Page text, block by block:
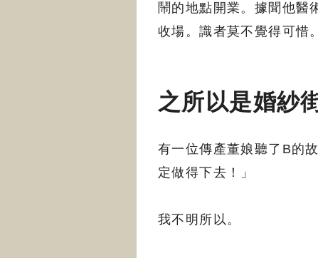
鬧的地點開業。據聞他醫
收場。識者莫不覺得可惜。
之所以是婚紗
有一位傳產董娘聽了B的
定做得下去！」
我不明所以。